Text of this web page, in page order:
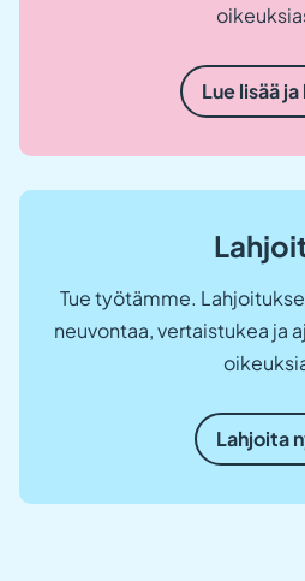
Lue lisää
Tue työtämme.
neuvontaa, vertaistukea ja
Lahjoita